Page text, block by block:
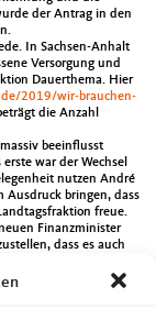
der Antrag in den
In Sachsen-Anhalt
Versorgung und
Dauerthema. Hier
2019/wir-brauchen-
die Anzahl
beeinflusst
war der Wechsel
nutzen André
Ausdruck bringen, dass
freue.
Finanzminister
dass es auch
die Regeln des
eine Denkschrift zwei